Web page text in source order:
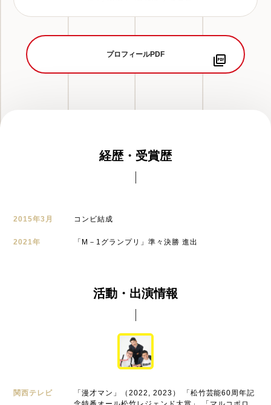
プロフィールPDF
経歴・受賞歴
2015年3月 コンビ結成
2021年 「M－1グランプリ」準々決勝 進出
活動・出演情報
関西テレビ
「漫才マン」（2022, 2023） 「松竹芸能60周年記